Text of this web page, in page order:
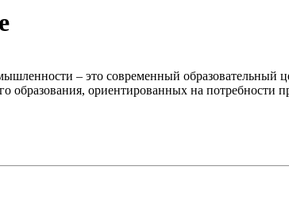
– это современный образовательный
образования, ориентированных на потребности